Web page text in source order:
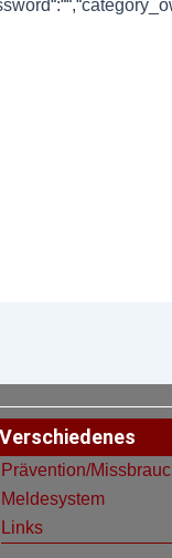
Verschiedenes
Prävention/
Meldesystem
Links